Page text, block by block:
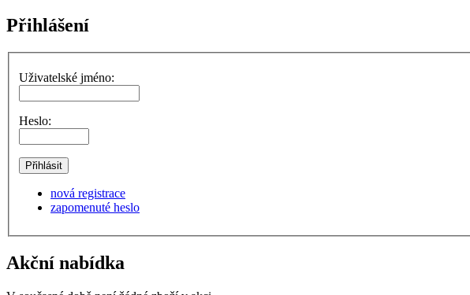
Přihlášení
Uživatelské jméno:
Heslo:
nová registrace
zapomenuté heslo
Akční nabídka